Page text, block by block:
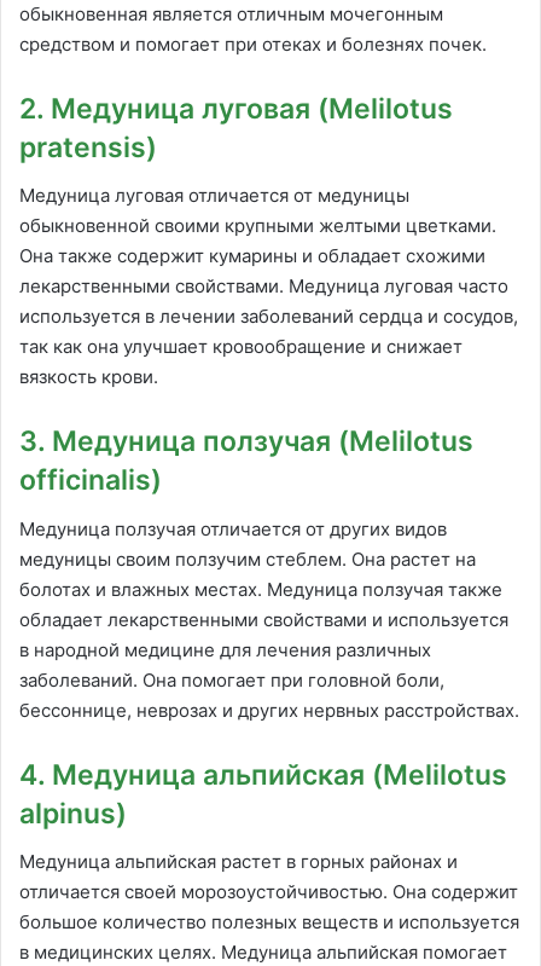
обыкновенная является отличным мочегонным
средством и помогает при отеках и болезнях почек.
2. Медуница луговая (Melilotus
pratensis)
Медуница луговая отличается от медуницы
обыкновенной своими крупными желтыми цветками.
Она также содержит кумарины и обладает схожими
лекарственными свойствами. Медуница луговая часто
используется в лечении заболеваний сердца и сосудов,
так как она улучшает кровообращение и снижает
вязкость крови.
3. Медуница ползучая (Melilotus
officinalis)
Медуница ползучая отличается от других видов
медуницы своим ползучим стеблем. Она растет на
болотах и влажных местах. Медуница ползучая также
обладает лекарственными свойствами и используется
в народной медицине для лечения различных
заболеваний. Она помогает при головной боли,
бессоннице, неврозах и других нервных расстройствах.
4. Медуница альпийская (Melilotus
alpinus)
Медуница альпийская растет в горных районах и
отличается своей морозоустойчивостью. Она содержит
большое количество полезных веществ и используется
в медицинских целях. Медуница альпийская помогает